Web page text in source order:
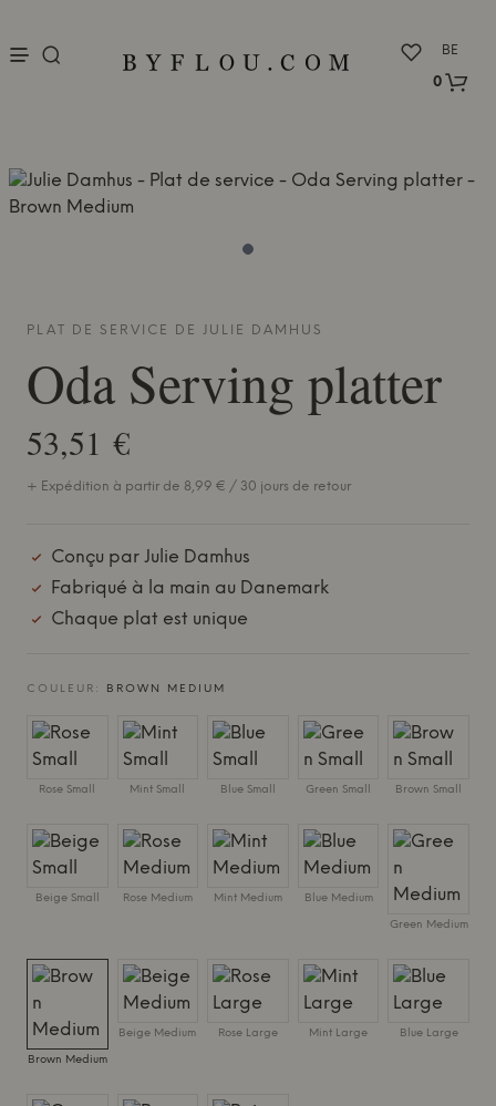
BE
0
PLAT DE SERVICE DE JULIE DAMHUS
Oda Serving platter
53,51 €
+ Expédition à partir de 8,99 € / 30 jours de retour
Conçu par Julie Damhus
Fabriqué à la main au Danemark
Chaque plat est unique
COULEUR: BROWN MEDIUM
Rose Small Mint Small Blue Small Green Small Brown Small
Beige Small Rose Medium Mint Medium Blue Medium
Green Medium
Brown Medium
Beige Medium Rose Large Mint Large Blue Large